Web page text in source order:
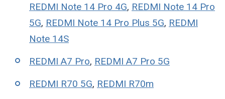
REDMI Note 14 Pro 4G, REDMI Note 14 Pro
5G, REDMI Note 14 Pro Plus 5G, REDMI
Note 14S
REDMI A7 Pro, REDMI A7 Pro 5G
REDMI R70 5G, REDMI R70m